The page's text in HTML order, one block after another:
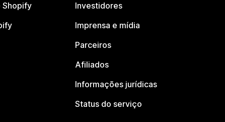
Shopify
Investidores
Imprensa e mídia
Parceiros
Afiliados
Informações jurídicas
Status do serviço